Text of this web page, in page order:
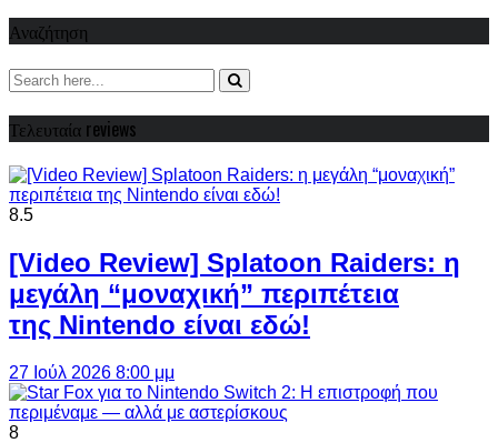
Αναζήτηση
Τελευταία reviews
8.5
[Video Review] Splatoon Raiders: η
μεγάλη “μοναχική” περιπέτεια
της Nintendo είναι εδώ!
27 Ιούλ 2026 8:00 μμ
8